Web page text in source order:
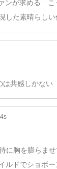
ンが求める「
した素晴らしい
は共感しかない
に胸を膨らませ
ルドでショボー